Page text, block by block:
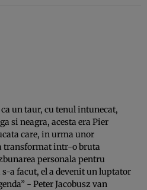
un taur, cu tenul intunecat,
si neagra, acesta era Pier
care, in urma unor
transformat intr-o bruta
personala pentru
a facut, el a devenit un luptator
- Peter Jacobusz van